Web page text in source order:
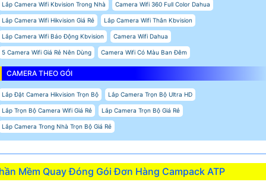
Lắp Camera Wifi Kbvision Trong Nhà Camera Wifi 360 Full Color Dahua
Lắp Camera Wifi Hikvision Giá Rẻ Lắp Camera Wifi Thân Kbvision
Lắp Camera Wifi Báo Động Kbvision Camera Wifi Dahua
5 Camera Wifi Giá Rẻ Nên Dùng Camera Wifi Có Màu Ban Đêm
CAMERA THEO GÓI
Lắp Đặt Camera Hikvision Trọn Bộ Lắp Camera Trọn Bộ Ultra HD
Lắp Trọn Bộ Camera Wifi Giá Rẻ Lắp Camera Trọn Bộ Giá Rẻ
Lắp Camera Trong Nhà Trọn Bộ Giá Rẻ
Mềm Quay Đóng Gói Đơn Hàng Campack ATP